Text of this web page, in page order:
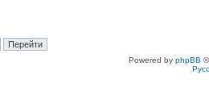
Powered by phpBB